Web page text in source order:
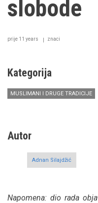
slobode
prije 11 years znaci
Kategorija
MUSLIMANI I DRUGE TRADICIJE
Autor
Adnan Silajdžić
Napomena: dio rada